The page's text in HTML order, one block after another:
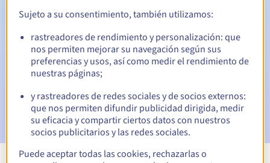
vencimiento
Email el día del vencimientopara notificar la suspensión
del nombre de dominio
Email tras el periodo de gracia de redenciónpara
notificar la eliminación del nombre de dominio
Sujeto a su consentimiento, también utilizamos:
rastreadores de rendimiento y personalización: que
nos permiten mejorar su navegación según sus
preferencias y usos, así como medir el rendimiento de
nuestras páginas;
y rastreadores de redes sociales y de socios externos:
que nos permiten difundir publicidad dirigida, medir
su eficacia y compartir ciertos datos con nuestros
socios publicitarios y las redes sociales.
Puede aceptar todas las cookies, rechazarlas o